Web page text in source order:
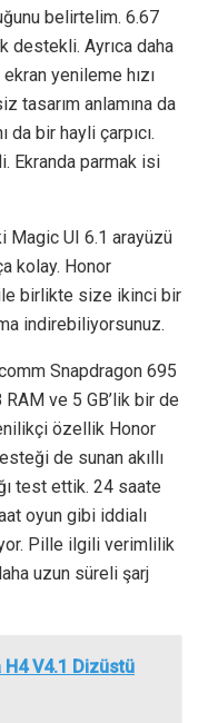
belirtelim. 6.67
destekli. Ayrıca daha
yenileme hızı
tasarım anlamına da
bir hayli çarpıcı.
Ekranda parmak isi
UI 6.1 arayüzü
kolay. Honor
birlikte size ikinci bir
indirebiliyorsunuz.
Snapdragon 695
ve 5 GB’lik bir de
özellik Honor
de sunan akıllı
test ettik. 24 saate
oyun gibi iddialı
Pille ilgili verimlilik
uzun süreli şarj
V4.1 Dizüstü